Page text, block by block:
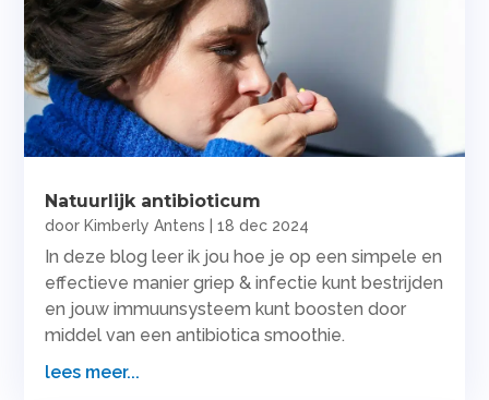
Natuurlijk antibioticum
door Kimberly Antens |18 dec 2024
In deze blog leer ik jou hoe je op een simpele en
effectieve manier griep & infectie kunt bestrijden
en jouw immuunsysteem kunt boosten door
middel van een antibiotica smoothie.
lees meer...